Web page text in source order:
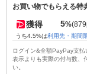
お買い物でもらえる特
獲得 5%
うち4.5%は利用先・期間
ログイン&全額PayPay支払
表示よりも実際の付与数、
い。